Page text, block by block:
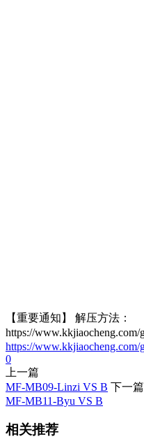
【重要通知】 解压方法：
https://www.kkjiaocheng.com/
https://www.kkjiaocheng.com/
0
上一篇
MF-MB09-Linzi VS B 下一篇
MF-MB11-Byu VS B
相关推荐